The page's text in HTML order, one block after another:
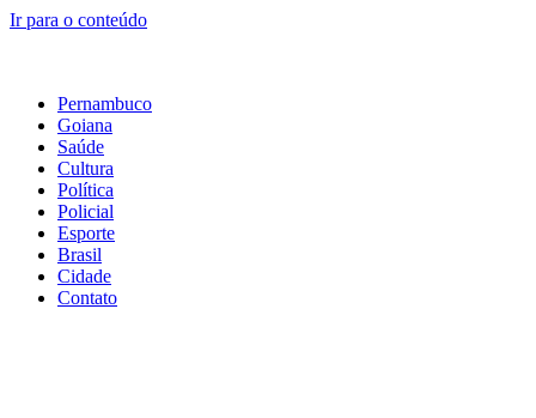
Ir para o conteúdo
Pernambuco
Goiana
Saúde
Cultura
Política
Policial
Esporte
Brasil
Cidade
Contato